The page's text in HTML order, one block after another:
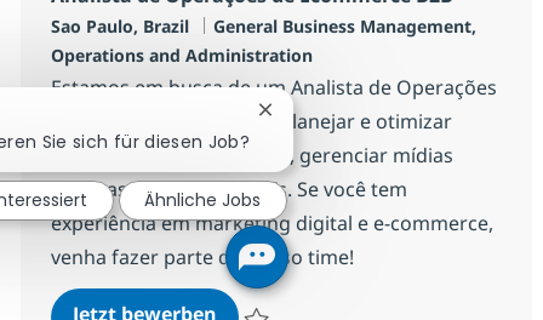
Standort
Sao Paulo, Brazil Kategorie
General Business Management,
Operations and Administration
Estamos em busca de um Analista de Operações
de Ecommerce B2B para planejar e otimizar
campanhas promocionais, gerenciar mídias
internas e monitorar KPIs. Se você tem
experiência em marketing digital e e-commerce,
venha fazer parte do nosso time!
Jetzt bewerbenAnalista de Operações de
Sie sich für diesen Job?
Chatbot-Benachrichtigung
Ähnliche Jobs